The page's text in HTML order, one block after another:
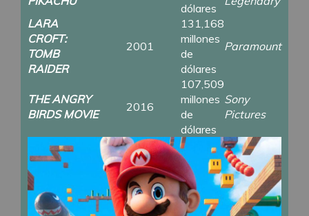
dólares
LARA
CROFT:
TOMB
RAIDER
2001
131,168
millones
de
dólares
Paramount
THE ANGRY
BIRDS MOVIE
2016
107,509
millones
de
dólares
Sony
Pictures